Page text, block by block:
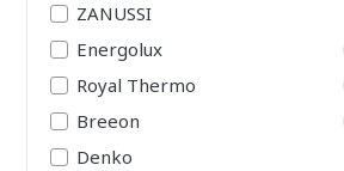
ZANUSSI
Energolux
Royal Thermo
Breeon
Denko